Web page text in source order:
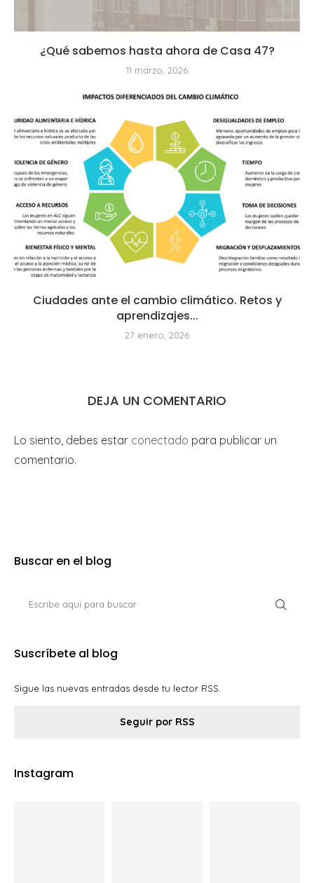
¿Qué sabemos hasta ahora de Casa 47?
11 marzo, 2026
Ciudades ante el cambio climático. Retos y
aprendizajes...
27 enero, 2026
DEJA UN COMENTARIO
Lo siento, debes estar conectado para publicar un
comentario.
Buscar en el blog
Suscríbete al blog
Sigue las nuevas entradas desde tu lector RSS.
Seguir por RSS
Instagram